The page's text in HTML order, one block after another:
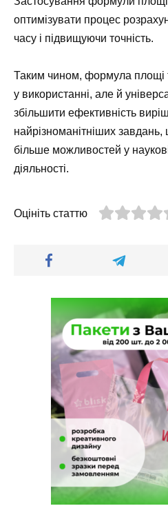
оптимізувати процес
часу і підвищуючи точність.
Таким чином, формула площі
у використанні, але й
збільшити ефективність
найрізноманітніших
більше можливостей у
діяльності.
Оцініть статтю